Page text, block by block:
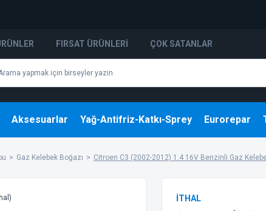
FIRSAT ÜRÜNLERI ÇOK SATANLAR
Aksesuarlar Yağ-Antifriz-Katkı-Sprey Eurorepar
Gaz Kelebek Boğazı Citroen C3 (2002-2012) 1.4 16V Benzinli Gaz
İTHAL